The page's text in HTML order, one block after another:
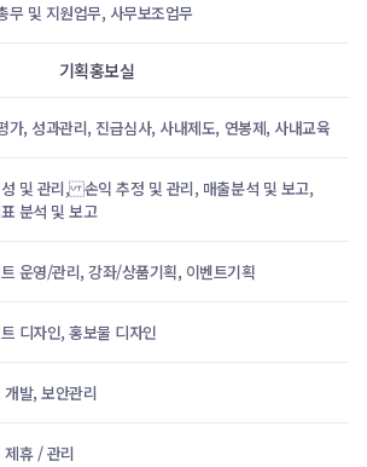
무 및 지원업무, 사무보조업무
기획홍보실
가, 성과관리, 진급심사, 사내제도, 연봉제, 사내교육
및 관리, 손익 추정 및 관리, 매출분석 및 보고,
분석 및 보고
운영/관리, 강좌/상품기획, 이벤트기획
디자인, 홍보물 디자인
개발, 보안관리
제휴 / 관리